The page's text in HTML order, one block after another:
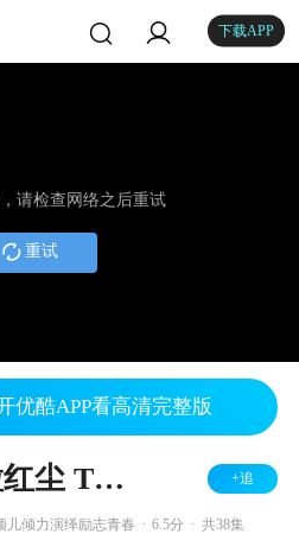
下载APP
请检查网络之后重试
重试
优酷APP看高清完整版
一粒红尘 TV版 +追
儿倾力演绎励志青春 6.5分 共38集